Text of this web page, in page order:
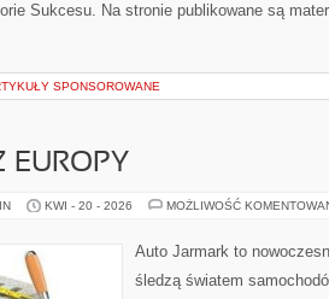
Sukcesu. Na stronie publikowane są
SPONSOROWANE
EUROPY
KWI - 20 - 2026 MOŻLIWOŚĆ
Auto Jarmark to
śledzą światem